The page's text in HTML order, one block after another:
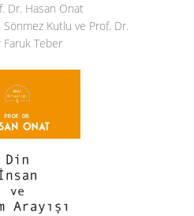
Dr. Hasan Onat
Sönmez Kutlu ve Prof. Dr.
Faruk Teber